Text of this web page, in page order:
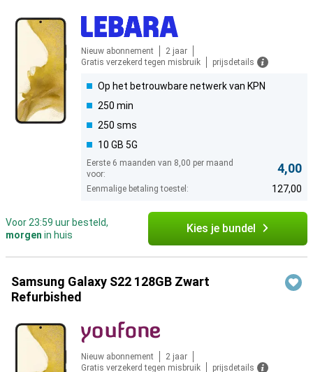
Nieuw abonnement
2 jaar
Gratis verzekerd tegen misbruik
prijsdetails
Op het betrouwbare netwerk van KPN
250 min
250 sms
10 GB 5G
Eerste 6 maanden van 8,00 per maand
voor:
4,00
Eenmalige betaling toestel: 127,00
Voor 23:59 uur besteld,
morgen in huis Kies je bundel
Samsung Galaxy S22 128GB Zwart
Refurbished
Nieuw abonnement
2 jaar
Gratis verzekerd tegen misbruik
prijsdetails